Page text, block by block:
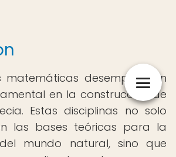
desempeñaron
en la construcción de
Estas disciplinas no solo
las bases teóricas para la
mundo natural, sino que